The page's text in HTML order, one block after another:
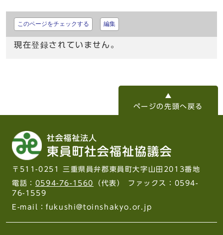
このページをチェックする 編集
現在登録されていません。
ページの先頭へ戻る
〒511-0251 三重県員弁郡東員町大字山田2013番地
電話： 0594-76-1560
（代表） ファックス：0594-
76-1559
E-mail：fukushi@toinshakyo.or.jp